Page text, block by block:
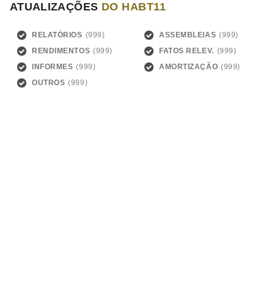
ATUALIZAÇÕES DO HABT11
RELATÓRIOS
ASSEMBLEIAS
RENDIMENTOS
FATOS RELEV.
INFORMES
AMORTIZAÇÃO
OUTROS